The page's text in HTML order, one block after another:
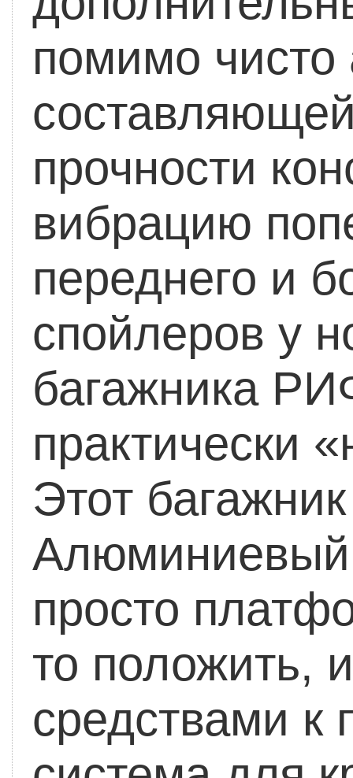
помимо чисто
прочности
вибрацию
переднего и
спойлеров у
багажника
практически
Этот
Алюминиевый
просто
то положить,
средствами к